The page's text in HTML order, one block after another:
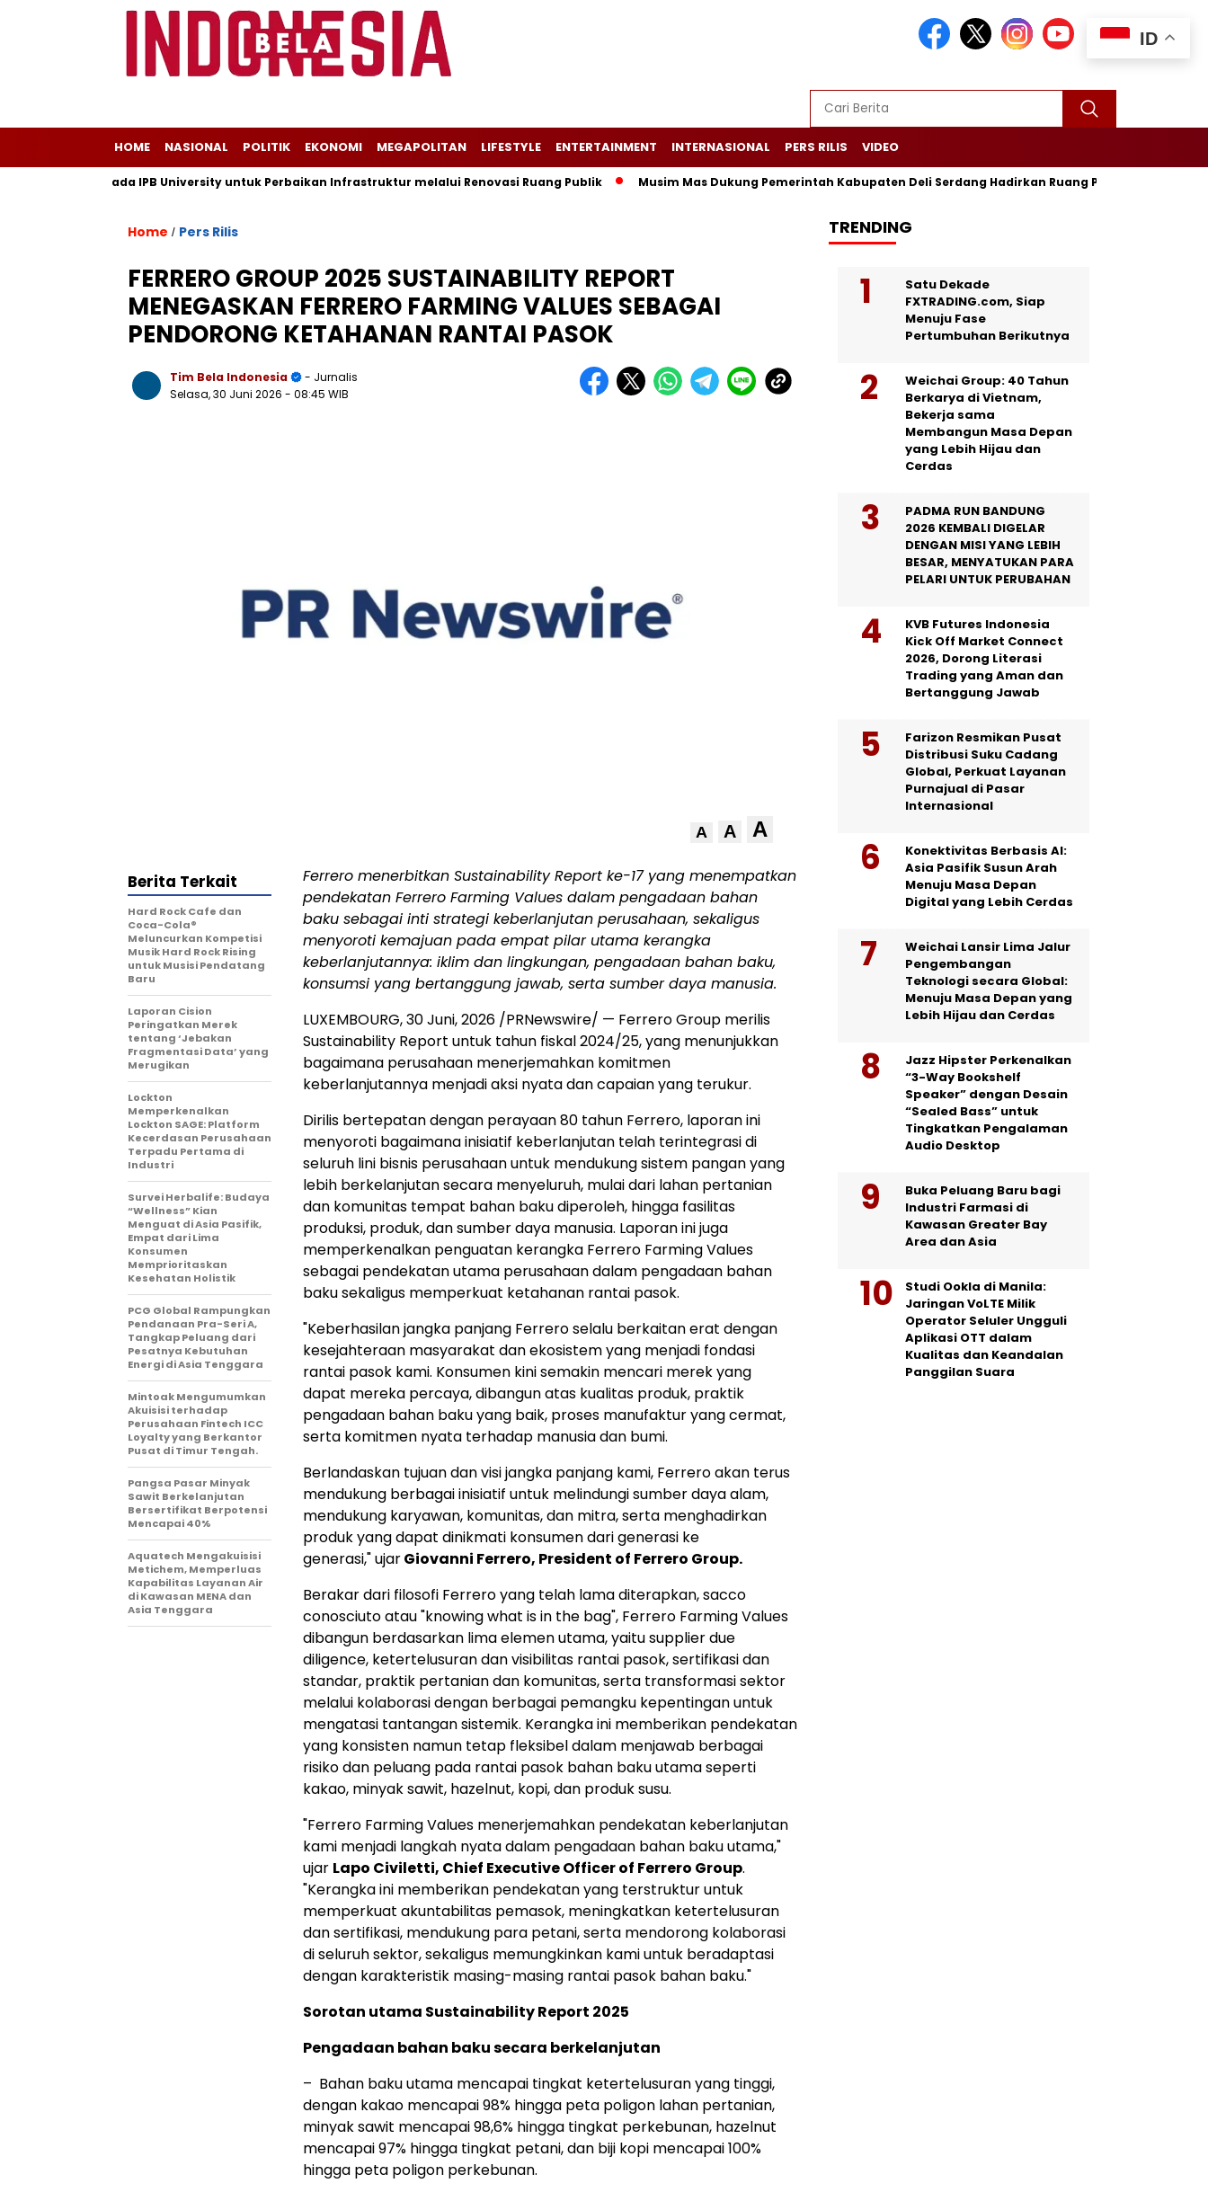
HOME NASIONAL POLITIK EKONOMI MEGAPOLITAN LIFESTYLE ENTERTAINMENT INTERNASIONAL PERS RILIS VIDEO
Kepada IPB University untuk Perbaikan Infrastruktur melalui Renovasi Ruang Publik Musim Mas Dukung Pemerintah Kabupaten Deli Serdang Hadirkan Ruang Publik Bersama melalui
Home / Pers Rilis
FERRERO GROUP 2025 SUSTAINABILITY REPORT
MENEGASKAN FERRERO FARMING VALUES SEBAGAI
PENDORONG KETAHANAN RANTAI PASOK
Tim Bela Indonesia
- Jurnalis
Selasa, 30 Juni 2026 - 08:45 WIB
A A A
Ferrero menerbitkan Sustainability Report ke-17 yang menempatkan
pendekatan Ferrero Farming Values dalam pengadaan bahan
baku sebagai inti strategi keberlanjutan perusahaan, sekaligus
menyoroti kemajuan pada empat pilar utama kerangka
keberlanjutannya: iklim dan lingkungan, pengadaan bahan baku,
konsumsi yang bertanggung jawab, serta sumber daya manusia.
LUXEMBOURG,30 Juni, 2026 /PRNewswire/ — Ferrero Group merilis
Sustainability Report untuk tahun fiskal 2024/25, yang menunjukkan
bagaimana perusahaan menerjemahkan komitmen
keberlanjutannya menjadi aksi nyata dan capaian yang terukur.
Dirilis bertepatan dengan perayaan 80 tahun Ferrero, laporan ini
menyoroti bagaimana inisiatif keberlanjutan telah terintegrasi di
seluruh lini bisnis perusahaan untuk mendukung sistem pangan yang
lebih berkelanjutan secara menyeluruh, mulai dari lahan pertanian
dan komunitas tempat bahan baku diperoleh, hingga fasilitas
produksi, produk, dan sumber daya manusia. Laporan ini juga
memperkenalkan penguatan kerangka Ferrero Farming Values
sebagai pendekatan utama perusahaan dalam pengadaan bahan
baku sekaligus memperkuat ketahanan rantai pasok.
"Keberhasilan jangka panjang Ferrero selalu berkaitan erat dengan
kesejahteraan masyarakat dan ekosistem yang menjadi fondasi
rantai pasok kami. Konsumen kini semakin mencari merek yang
dapat mereka percaya, dibangun atas kualitas produk, praktik
pengadaan bahan baku yang baik, proses manufaktur yang cermat,
serta komitmen nyata terhadap manusia dan bumi.
Berlandaskan tujuan dan visi jangka panjang kami, Ferrero akan terus
mendukung berbagai inisiatif untuk melindungi sumber daya alam,
mendukung karyawan, komunitas, dan mitra, serta menghadirkan
produk yang dapat dinikmati konsumen dari generasi ke
generasi," ujarGiovanni Ferrero, President of Ferrero Group.
Berakar dari filosofi Ferrero yang telah lama diterapkan, sacco
conosciuto atau "knowing what is in the bag", Ferrero Farming Values
dibangun berdasarkan lima elemen utama, yaitu supplier due
diligence, ketertelusuran dan visibilitas rantai pasok, sertifikasi dan
standar, praktik pertanian dan komunitas, serta transformasi sektor
melalui kolaborasi dengan berbagai pemangku kepentingan untuk
mengatasi tantangan sistemik. Kerangka ini memberikan pendekatan
yang konsisten namun tetap fleksibel dalam menjawab berbagai
risiko dan peluang pada rantai pasok bahan baku utama seperti
kakao, minyak sawit, hazelnut, kopi, dan produk susu.
"Ferrero Farming Values menerjemahkan pendekatan keberlanjutan
kami menjadi langkah nyata dalam pengadaan bahan baku utama,"
ujar Lapo Civiletti, Chief Executive Officer of Ferrero Group.
"Kerangka ini memberikan pendekatan yang terstruktur untuk
memperkuat akuntabilitas pemasok, meningkatkan ketertelusuran
dan sertifikasi, mendukung para petani, serta mendorong kolaborasi
di seluruh sektor, sekaligus memungkinkan kami untuk beradaptasi
dengan karakteristik masing-masing rantai pasok bahan baku."
Sorotan utama Sustainability Report 2025
Pengadaan bahan baku secara berkelanjutan
– Bahan baku utama mencapai tingkat ketertelusuran yang tinggi,
dengan kakao mencapai 98% hingga peta poligon lahan pertanian,
minyak sawit mencapai 98,6% hingga tingkat perkebunan, hazelnut
mencapai 97% hingga tingkat petani, dan biji kopi mencapai 100%
hingga peta poligon perkebunan.
Berita Terkait
Hard Rock Cafe dan
Coca-Cola®
Meluncurkan Kompetisi
Musik Hard Rock Rising
untuk Musisi Pendatang
Baru
Laporan Cision
Peringatkan Merek
tentang ‘Jebakan
Fragmentasi Data’ yang
Merugikan
Lockton
Memperkenalkan
Lockton SAGE: Platform
Kecerdasan Perusahaan
Terpadu Pertama di
Industri
Survei Herbalife: Budaya
“Wellness” Kian
Menguat di Asia Pasifik,
Empat dari Lima
Konsumen
Memprioritaskan
Kesehatan Holistik
PCG Global Rampungkan
Pendanaan Pra-Seri A,
Tangkap Peluang dari
Pesatnya Kebutuhan
Energi di Asia Tenggara
Mintoak Mengumumkan
Akuisisi terhadap
Perusahaan Fintech ICC
Loyalty yang Berkantor
Pusat di Timur Tengah.
Pangsa Pasar Minyak
Sawit Berkelanjutan
Bersertifikat Berpotensi
Mencapai 40%
Aquatech Mengakuisisi
Metichem, Memperluas
Kapabilitas Layanan Air
di Kawasan MENA dan
Asia Tenggara
TRENDING
Satu Dekade
FXTRADING.com, Siap
Menuju Fase
Pertumbuhan Berikutnya
Weichai Group: 40 Tahun
Berkarya di Vietnam,
Bekerja sama
Membangun Masa Depan
yang Lebih Hijau dan
Cerdas
PADMA RUN BANDUNG
2026 KEMBALI DIGELAR
DENGAN MISI YANG LEBIH
BESAR, MENYATUKAN PARA
PELARI UNTUK PERUBAHAN
KVB Futures Indonesia
Kick Off Market Connect
2026, Dorong Literasi
Trading yang Aman dan
Bertanggung Jawab
Farizon Resmikan Pusat
Distribusi Suku Cadang
Global, Perkuat Layanan
Purnajual di Pasar
Internasional
Konektivitas Berbasis AI:
Asia Pasifik Susun Arah
Menuju Masa Depan
Digital yang Lebih Cerdas
Weichai Lansir Lima Jalur
Pengembangan
Teknologi secara Global:
Menuju Masa Depan yang
Lebih Hijau dan Cerdas
Jazz Hipster Perkenalkan
“3-Way Bookshelf
Speaker” dengan Desain
“Sealed Bass” untuk
Tingkatkan Pengalaman
Audio Desktop
Buka Peluang Baru bagi
Industri Farmasi di
Kawasan Greater Bay
Area dan Asia
Studi Ookla di Manila:
Jaringan VoLTE Milik
Operator Seluler Ungguli
Aplikasi OTT dalam
Kualitas dan Keandalan
Panggilan Suara
ID